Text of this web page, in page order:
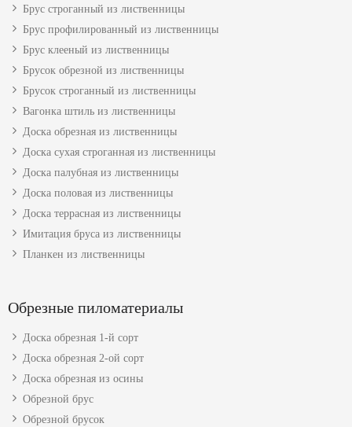
Брус строганный из лиственницы
Брус профилированный из лиственницы
Брус клееный из лиственницы
Брусок обрезной из лиственницы
Брусок строганный из лиственницы
Вагонка штиль из лиственницы
Доска обрезная из лиственницы
Доска сухая строганная из лиственницы
Доска палубная из лиственницы
Доска половая из лиственницы
Доска террасная из лиственницы
Имитация бруса из лиственницы
Планкен из лиственницы
Обрезные пиломатериалы
Доска обрезная 1-й сорт
Доска обрезная 2-ой сорт
Доска обрезная из осины
Обрезной брус
Обрезной брусок